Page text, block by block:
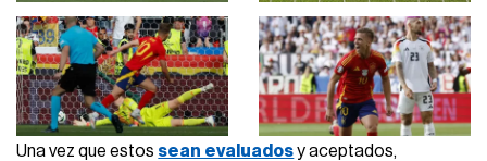
Una vez que estos sean evaluadosy aceptados,